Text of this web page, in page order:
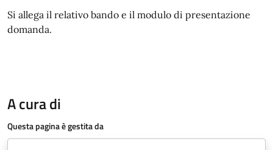
Si allega il relativo bando e il modulo di presentazione
domanda.
A cura di
Questa pagina è gestita da